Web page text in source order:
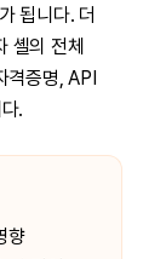
됩니다. 더
셸의 전체
격증명, API
.
향